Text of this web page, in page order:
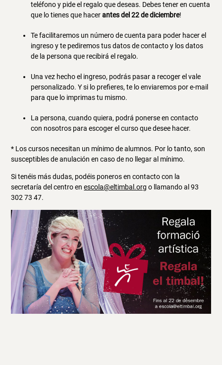
teléfono y pide el regalo que deseas. Debes tener en cuenta
que lo tienes que hacerantes del 22 de diciembre!
Te facilitaremos un número de cuenta para poder hacer el
ingreso y te pediremos tus datos de contacto y los datos
de la persona que recibirá el regalo.
Una vez hecho el ingreso, podrás pasar a recoger el vale
personalizado. Y si lo prefieres, te lo enviaremos por e-mail
para que lo imprimas tu mismo.
La persona, cuando quiera, podrá ponerse en contacto
con nosotros para escoger el curso que desee hacer.
* Los cursos necesitan un mínimo de alumnos. Por lo tanto, son
susceptibles de anulación en caso de no llegar al mínimo.
Si tenéis más dudas, podéis poneros en contacto con la
secretaría del centro enescola@eltimbal.org o llamando al 93
302 73 47.